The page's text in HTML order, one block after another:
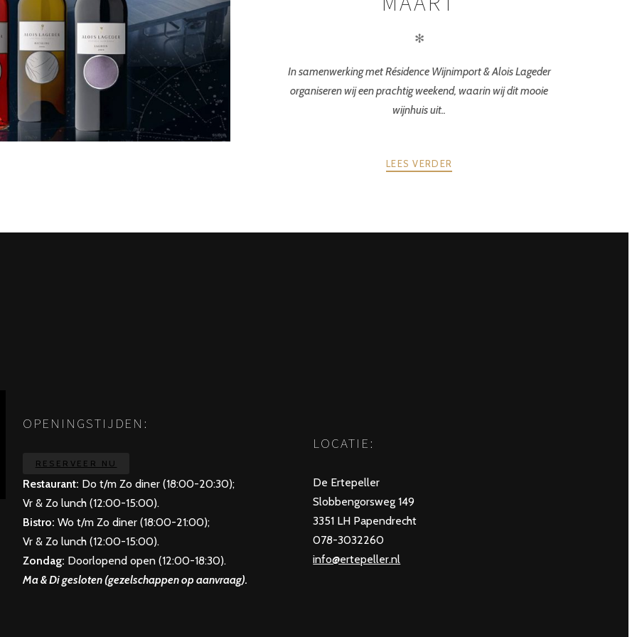
✻
In samenwerking met Résidence Wijnimport & Alois Lageder
organiseren wij een prachtig weekend, waarin wij dit mooie
wijnhuis uit..
LEES VERDER
OPENINGSTIJDEN:
RESERVEER NU
Restaurant: Do t/m Zo diner (18:00-20:30);
Vr & Zo lunch (12:00-15:00).
Bistro: Wo t/m Zo diner (18:00-21:00);
Vr & Zo lunch (12:00-15:00).
Zondag: Doorlopend open (12:00-18:30).
Ma & Di gesloten (gezelschappen op aanvraag).
LOCATIE:
De Ertepeller
Slobbengorsweg 149
3351 LH Papendrecht
078-3032260
info@ertepeller.nl